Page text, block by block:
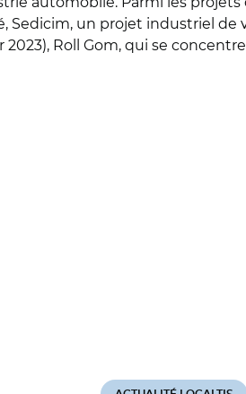
Sedicim, un projet industriel de
2023), Roll Gom, qui se